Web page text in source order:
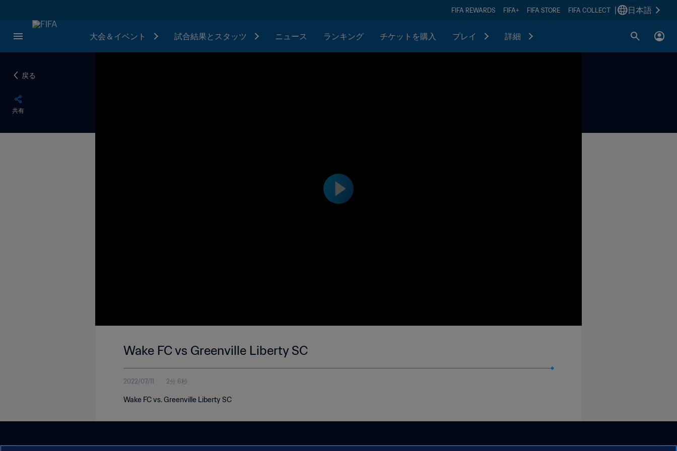
FIFA REWARDS FIFA+ FIFA STORE FIFA COLLECT 日本語
大会＆イベント 試合結果とスタッツ ニュース ランキング チケットを購入 プレイ 詳細
戻る
共有
Wake FC vs Greenville Liberty SC
2022/07/11 2分 6秒
Wake FC vs. Greenville Liberty SC